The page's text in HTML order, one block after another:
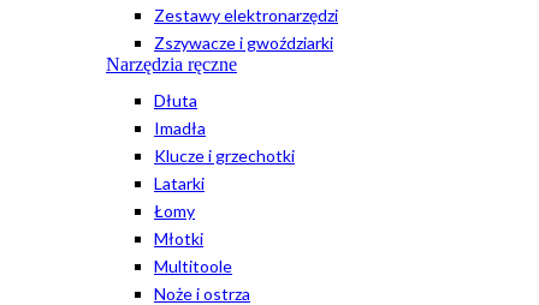
Zestawy elektronarzędzi
Zszywacze i gwoździarki
Narzędzia ręczne
Dłuta
Imadła
Klucze i grzechotki
Latarki
Łomy
Młotki
Multitoole
Noże i ostrza